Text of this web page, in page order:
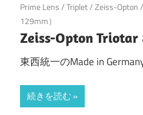
Prime Lens/Triplet/Zeiss-Opton/
129mm）
Zeiss-Opton Triotar
東西統一のMade in
続きを読む